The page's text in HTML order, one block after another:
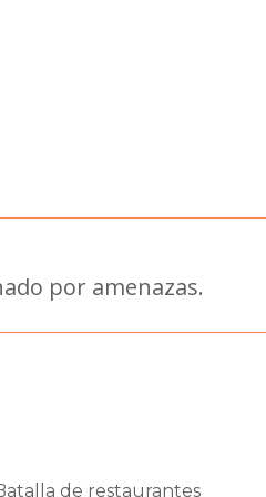
por amenazas.
de restaurantes